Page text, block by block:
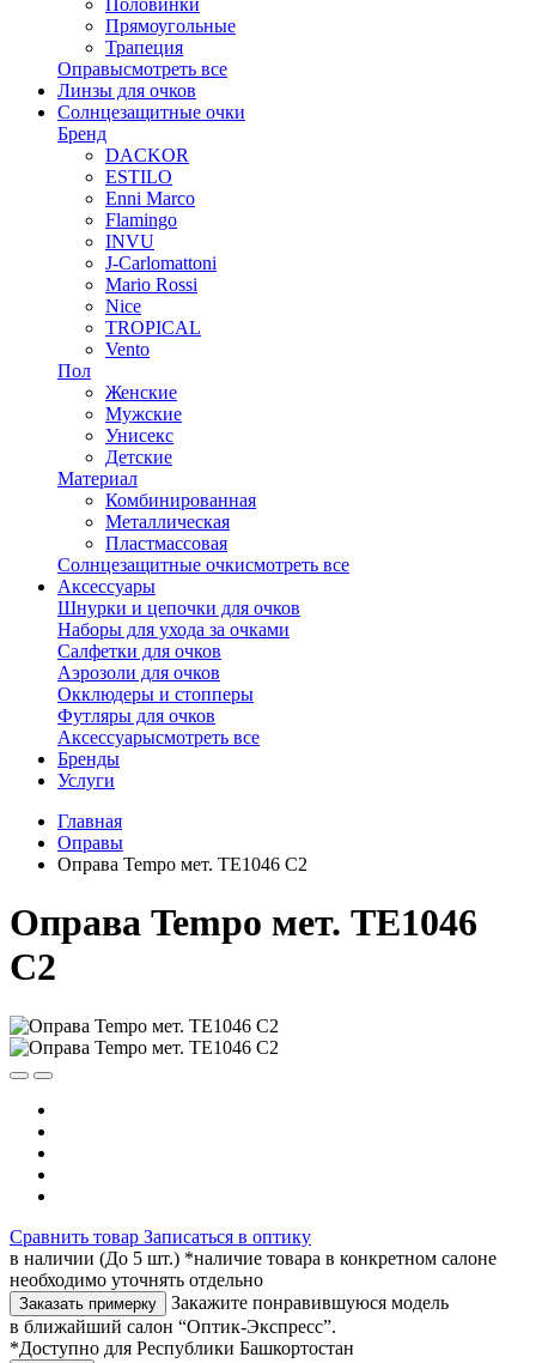
Прямоугольные
Трапеция
Оправысмотреть все
Линзы для очков
Солнцезащитные очки
Бренд
DACKOR
ESTILO
Enni Marco
Flamingo
INVU
J-Carlomattoni
Mario Rossi
Nice
TROPICAL
Vento
Пол
Женские
Мужские
Унисекс
Детские
Материал
Комбинированная
Металлическая
Пластмассовая
Солнцезащитные очкисмотреть все
Аксессуары
Шнурки и цепочки для очков
Наборы для ухода за очками
Салфетки для очков
Аэрозоли для очков
Окклюдеры и стопперы
Футляры для очков
Аксессуарысмотреть все
Бренды
Услуги
Главная
Оправы
Оправа Tempo мет. TE1046 C2
Оправа Tempo мет. TE1046
C2
Сравнить товар Записаться в оптику
в наличии (До 5 шт.) *наличие товара в конкретном салоне
необходимо уточнять отдельно
Заказать примерку
Закажите понравившуюся модель
в ближайший салон “Оптик-Экспресс”.
*Доступно для Республики Башкортостан